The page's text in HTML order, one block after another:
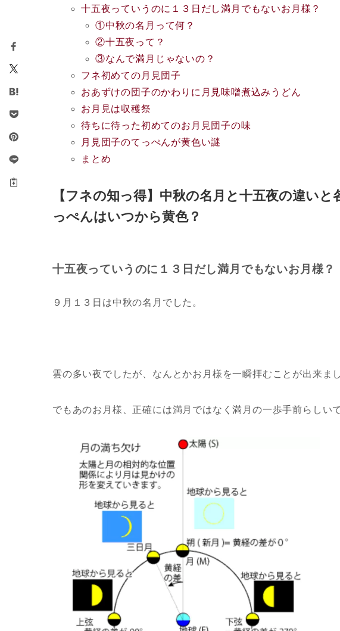
十五夜っていうのに１３日だし満月でもないお月様？
①中秋の名月って何？
②十五夜って？
③なんで満月じゃないの？
フネ初めての月見団子
おあずけの団子のかわりに月見味噌煮込みうどん
お月見は収穫祭
待ちに待った初めてのお月見団子の味
月見団子のてっぺんが黄色い謎
まとめ
【フネの知っ得】中秋の名月と十五夜の違い
っぺんはいつから黄色？
十五夜っていうのに１３日だし満月でもないお月様？
９月１３日は中秋の名月でした。
雲の多い夜でしたが、なんとかお月様を一瞬拝むことが出来まし
でもあのお月様、正確には満月ではなく満月の一歩手前らしい